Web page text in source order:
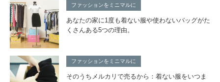
ファッションをミニマルに
あなたの家に1度も着ない服や使わないバッグがた
くさんある5つの理由。
ファッションをミニマルに
そのうちメルカリで売るから：着ない服をいつま